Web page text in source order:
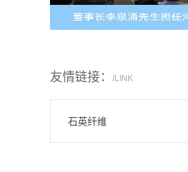
友情链接： /LINK
石英纤维